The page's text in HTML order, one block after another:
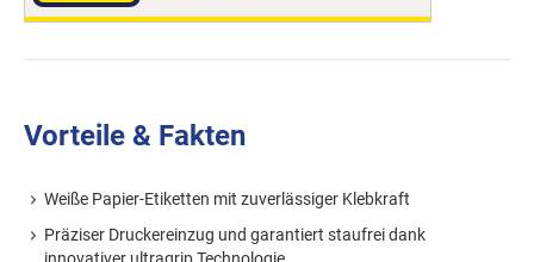
Vorteile & Fakten
Weiße Papier-Etiketten mit zuverlässiger Klebkraft
Präziser Druckereinzug und garantiert staufrei dank
innovativer ultragrip Technologie